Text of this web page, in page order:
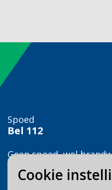
Cookie
Spoed
Bel 112
Geen spoed, wel
Bel